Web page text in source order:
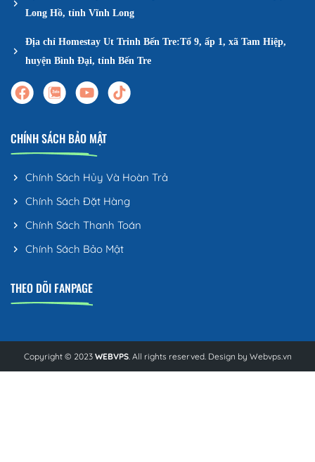
Long Hồ, tỉnh Vĩnh Long
Địa chỉ Homestay Ut Trinh Bến Tre:Tổ 9, ấp 1, xã Tam Hiệp,
huyện Bình Đại, tỉnh Bến Tre
CHÍNH SÁCH BẢO MẬT
Chính Sách Hủy Và Hoàn Trả
Chính Sách Đặt Hàng
Chính Sách Thanh Toán
Chính Sách Bảo Mật
THEO DÕI FANPAGE
Copyright © 2023 WEBVPS. All rights reserved. Design by Webvps.vn